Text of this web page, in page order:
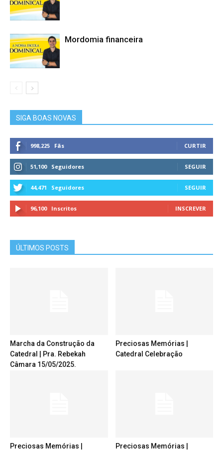
Mordomia financeira
SIGA BOAS NOVAS
998,225 Fãs CURTIR
51,100 Seguidores SEGUIR
44,471 Seguidores SEGUIR
96,100 Inscritos INSCREVER
ÚLTIMOS POSTS
Marcha da Construção da
Catedral | Pra. Rebekah
Câmara 15/05/2025.
Preciosas Memórias |
Catedral Celebração
Preciosas Memórias |
Preciosas Memórias |